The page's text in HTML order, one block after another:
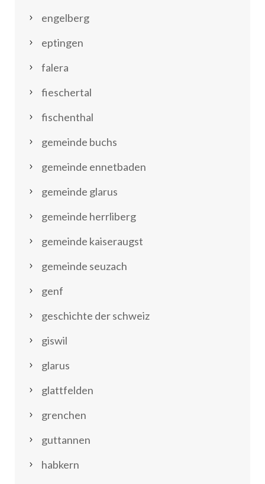
engelberg
eptingen
falera
fieschertal
fischenthal
gemeinde buchs
gemeinde ennetbaden
gemeinde glarus
gemeinde herrliberg
gemeinde kaiseraugst
gemeinde seuzach
genf
geschichte der schweiz
giswil
glarus
glattfelden
grenchen
guttannen
habkern